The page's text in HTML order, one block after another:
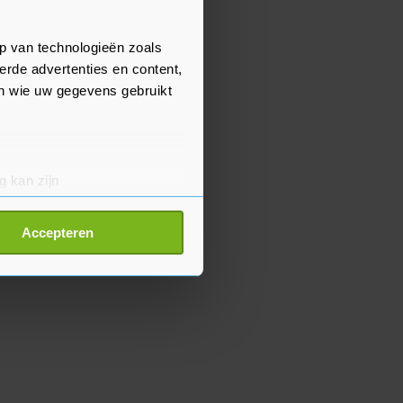
van technologieën zoals
advertenties en content,
wie uw gegevens gebruikt
kan zijn
detailgedeelte
Accepteren